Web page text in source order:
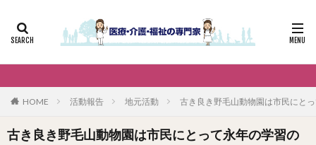
HOME 活動報告 地元活動 古き良き野毛山動物園は市民にと
古き良き野毛山動物園は市民にとって永年の学習の